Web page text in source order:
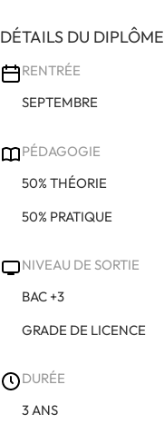
DÉTAILS DU DIPLÔME
RENTRÉE
SEPTEMBRE
PÉDAGOGIE
50% THÉORIE
50% PRATIQUE
NIVEAU DE SORTIE
BAC +3
GRADE DE LICENCE
DURÉE
3 ANS